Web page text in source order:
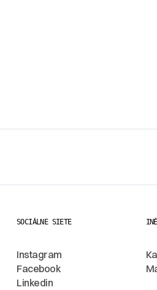
SOCIÁLNE SIETE
Instagram
Facebook
Linkedin